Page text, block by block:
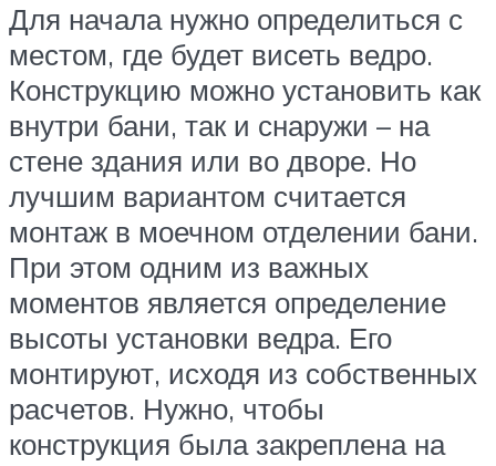
Для начала нужно определиться с
местом, где будет висеть ведро.
Конструкцию можно установить как
внутри бани, так и снаружи – на
стене здания или во дворе. Но
лучшим вариантом считается
монтаж в моечном отделении бани.
При этом одним из важных
моментов является определение
высоты установки ведра. Его
монтируют, исходя из собственных
расчетов. Нужно, чтобы
конструкция была закреплена на